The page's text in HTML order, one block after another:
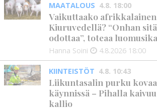
MAATALOUS 4.8. 18:00
Vaikuttaako
Kiuruvedellä? “Onhan
odottaa”, toteaa
Hanna Soini 4.8.2026 18:00
KIINTEISTÖT 4.8. 10:43
Liikuntasalin purku
käynnissä – Pihalla
kallio